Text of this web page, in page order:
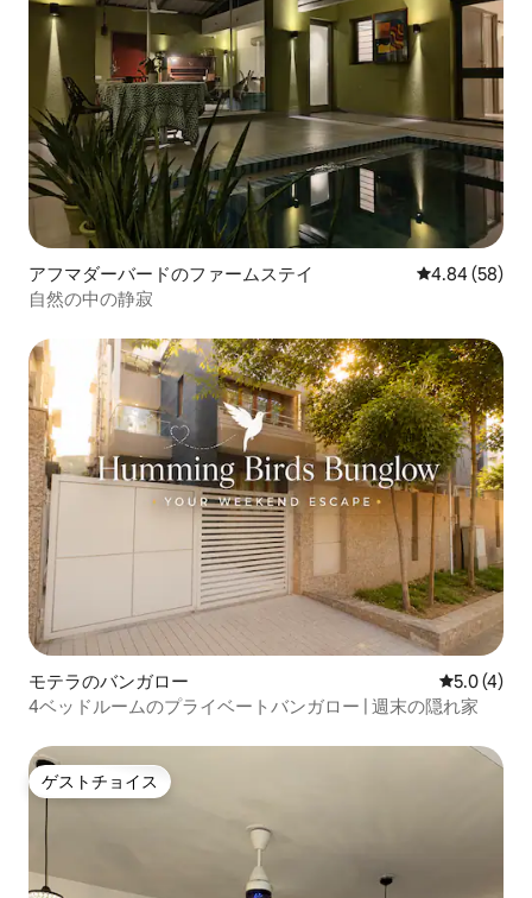
アフマダーバードのファームステイ レビュー58
4.84 (58)
自然の中の静寂
モテラのバンガロー レビュー4
5.0 (4)
4ベッドルームのプライベートバンガロー | 週末の隠れ家
ゲストチョイス
ゲストチョイス